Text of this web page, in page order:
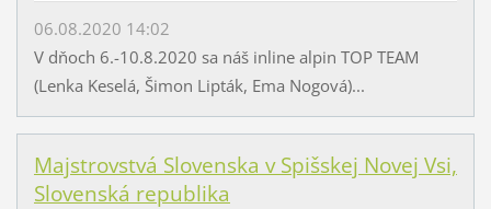
06.08.2020 14:02
V dňoch 6.-10.8.2020 sa náš inline alpin TOP TEAM
(Lenka Keselá, Šimon Lipták, Ema Nogová)...
Majstrovstvá Slovenska v Spišskej Novej Vsi,
Slovenská republika